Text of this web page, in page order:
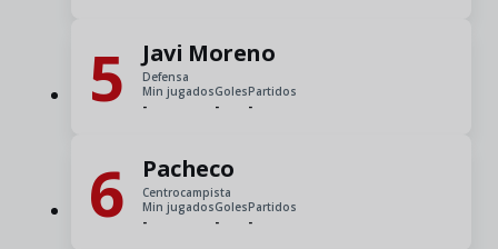
5 Javi Moreno
Defensa
Min jugados
-
Goles
-
Partidos
-
6 Pacheco
Centrocampista
Min jugados
-
Goles
-
Partidos
-